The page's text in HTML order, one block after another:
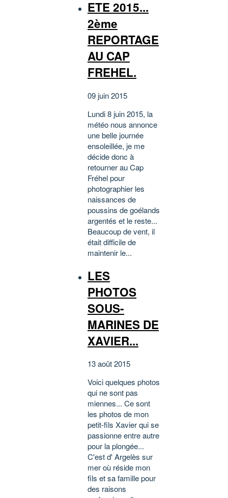
ETE 2015...
2ème
REPORTAGE
AU CAP
FREHEL.
09 juin 2015
Lundi 8 juin 2015, la
météo nous annonce
une belle journée
ensoleillée, je me
décide donc à
retourner au Cap
Fréhel pour
photographier les
naissances de
poussins de goélands
argentés et le reste...
Beaucoup de vent, il
était difficile de
maintenir le...
LES
PHOTOS
SOUS-
MARINES DE
XAVIER...
13 août 2015
Voici quelques photos
qui ne sont pas
miennes... Ce sont
les photos de mon
petit-fils Xavier qui se
passionne entre autre
pour la plongée...
C'est d' Argelès sur
mer où réside mon
fils et sa famille pour
des raisons